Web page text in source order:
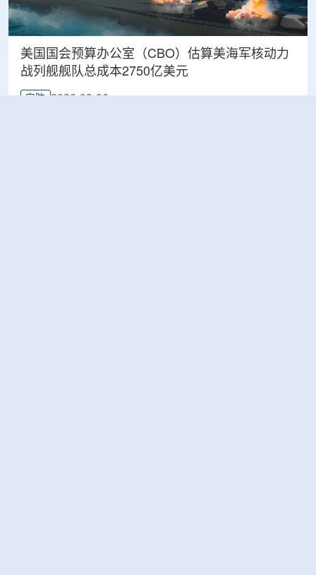
美国国会预算办公室（CBO）估算美海军核动力
战列舰舰队总成本2750亿美元
安防 2026-08-06